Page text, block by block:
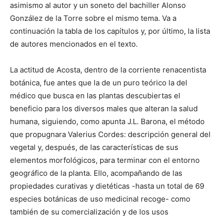
asimismo al autor y un soneto del bachiller Alonso
González de la Torre sobre el mismo tema. Va a
continuación la tabla de los capítulos y, por último, la lista
de autores mencionados en el texto.
La actitud de Acosta, dentro de la corriente renacentista
botánica, fue antes que la de un puro teórico la del
médico que busca en las plantas descubiertas el
beneficio para los diversos males que alteran la salud
humana, siguiendo, como apunta J.L. Barona, el método
que propugnara Valerius Cordes: descripción general del
vegetal y, después, de las características de sus
elementos morfológicos, para terminar con el entorno
geográfico de la planta. Ello, acompañando de las
propiedades curativas y dietéticas -hasta un total de 69
especies botánicas de uso medicinal recoge- como
también de su comercialización y de los usos